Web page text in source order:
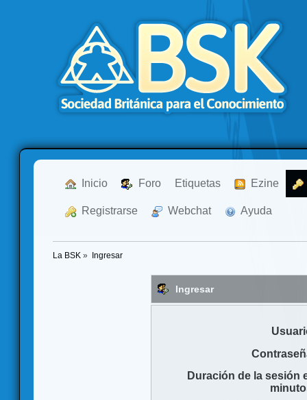
Inicio Foro Etiquetas Ezine
Registrarse Webchat Ayuda
La BSK » Ingresar
Ingresar
Duración de la sesión